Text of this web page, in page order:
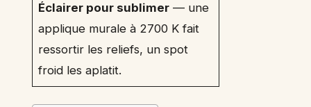
Éclairer pour sublimer — une
applique murale à 2700 K fait
ressortir les reliefs, un spot
froid les aplatit.